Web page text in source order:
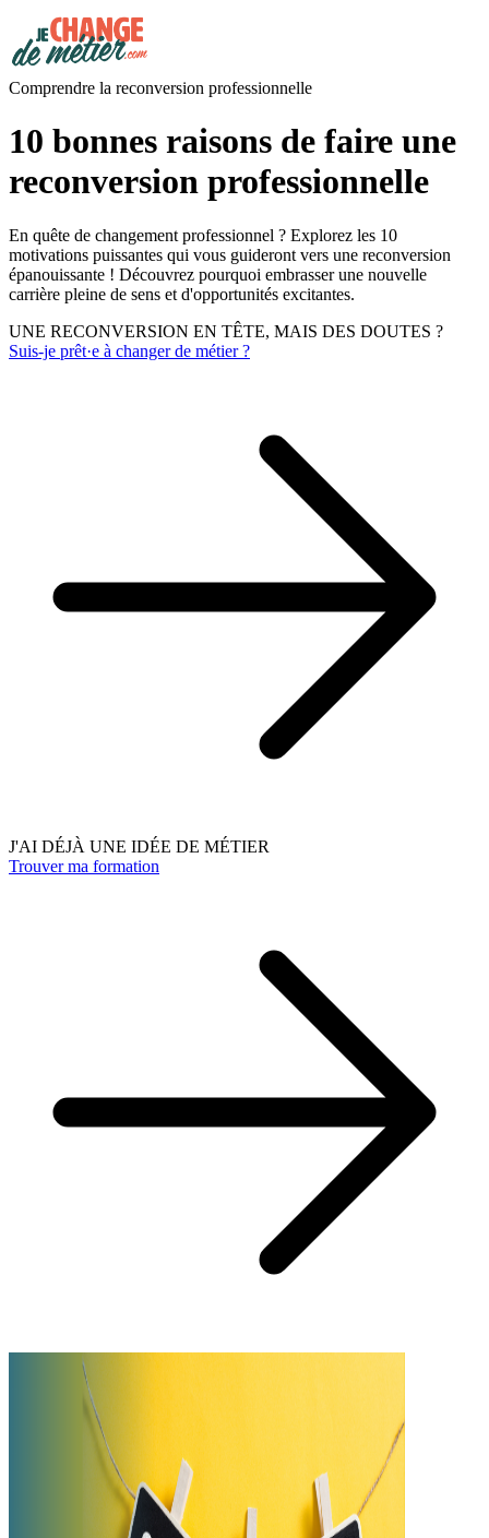
Comprendre la reconversion professionnelle
10 bonnes raisons de faire une
reconversion professionnelle
En quête de changement professionnel ? Explorez les 10
motivations puissantes qui vous guideront vers une reconversion
épanouissante ! Découvrez pourquoi embrasser une nouvelle
carrière pleine de sens et d'opportunités excitantes.
UNE RECONVERSION EN TÊTE, MAIS DES DOUTES ?
Suis-je prêt·e à changer de métier ?
J'AI DÉJÀ UNE IDÉE DE MÉTIER
Trouver ma formation